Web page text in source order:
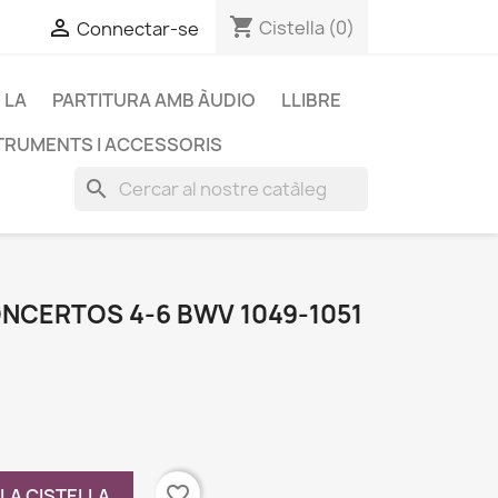
 Connectar-se shopping_cart Cistella (0)
PARTITURA AMB ÀUDIO
LLIBRE
I ACCESSORIS
search
4-6 BWV 1049-1051